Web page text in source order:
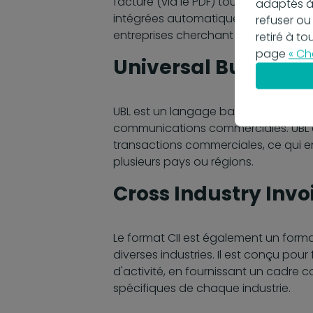
intégrées automatiquement dans
entreprises cherchant à maintenir
Universal
UBL est un langage basé sur XML,
communications commerciales.
transactions commerciales, ce qui
plusieurs pays ou régions.
Cross Industry
Le format CII est également un
diverses industries. Il est conçu
d'activité, en fournissant un cadre
spécifiques de chaque industrie.
refuser
retiré à
page «